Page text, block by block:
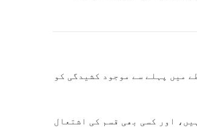
میں پہلے سے موجود کشیدگی کو
اور کسی بھی قسم کی اشتعال